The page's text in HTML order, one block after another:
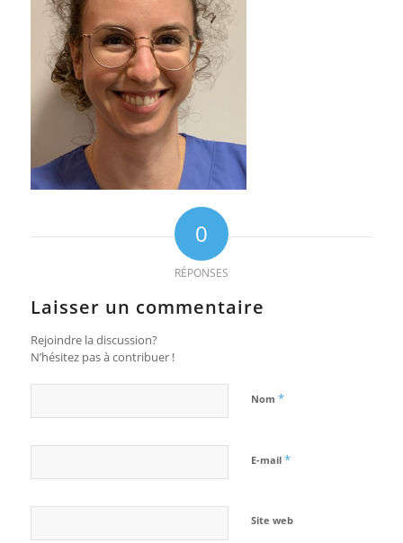
0
RÉPONSES
Laisser un commentaire
Rejoindre la discussion?
N’hésitez pas à contribuer !
Nom *
E-mail *
Site web